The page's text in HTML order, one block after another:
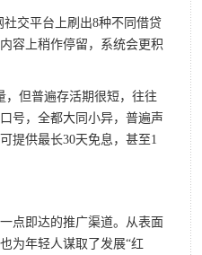
交平台上刷出8种不同借贷
容上稍作停留，系统会更积
但普遍存活期很短，往往
号，全都大同小异，普遍声
提供最长30天免息，甚至1
点即达的推广渠道。从表面
为年轻人谋取了发展“红